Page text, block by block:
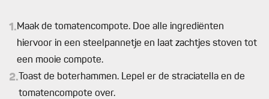
1.Maak de tomatencompote. Doe alle ingrediënten
hiervoor in een steelpannetje en laat zachtjes stoven tot
een mooie compote.
2. Toast de boterhammen. Lepel er de straciatella en de
tomatencompote over.